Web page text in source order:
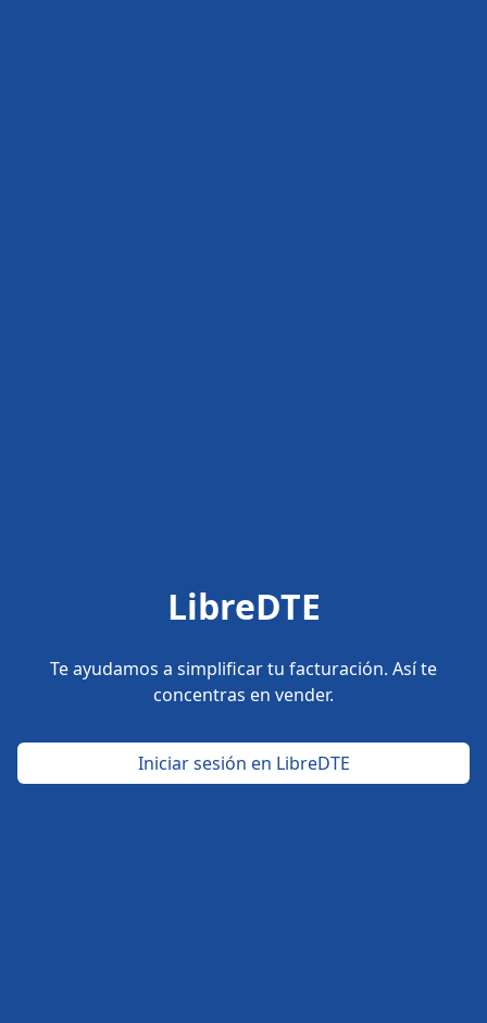
LibreDTE
Te ayudamos a simplificar tu facturación. Así te
concentras en vender.
Iniciar sesión en LibreDTE